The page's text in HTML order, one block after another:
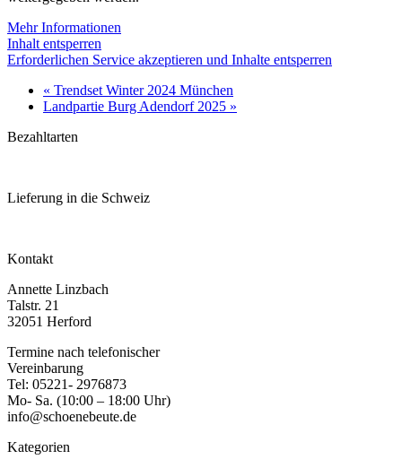
Mehr Informationen
Inhalt entsperren
Erforderlichen Service akzeptieren und Inhalte entsperren
« Trendset Winter 2024 München
Landpartie Burg Adendorf 2025 »
Bezahltarten
Lieferung in die Schweiz
Kontakt
Annette Linzbach
Talstr. 21
32051 Herford
Termine nach telefonischer
Vereinbarung
Tel: 05221- 2976873
Mo- Sa. (10:00 – 18:00 Uhr)
info@schoenebeute.de
Kategorien